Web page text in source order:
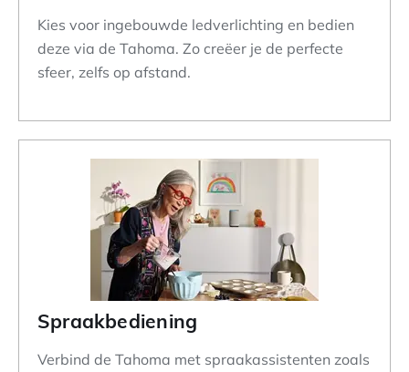
Kies voor ingebouwde ledverlichting en bedien
deze via de Tahoma. Zo creëer je de perfecte
sfeer, zelfs op afstand.
Spraakbediening
Verbind de Tahoma met spraakassistenten zoals